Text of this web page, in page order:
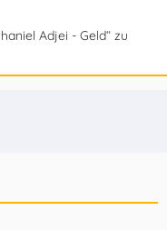
Adjei - Geld“ zu